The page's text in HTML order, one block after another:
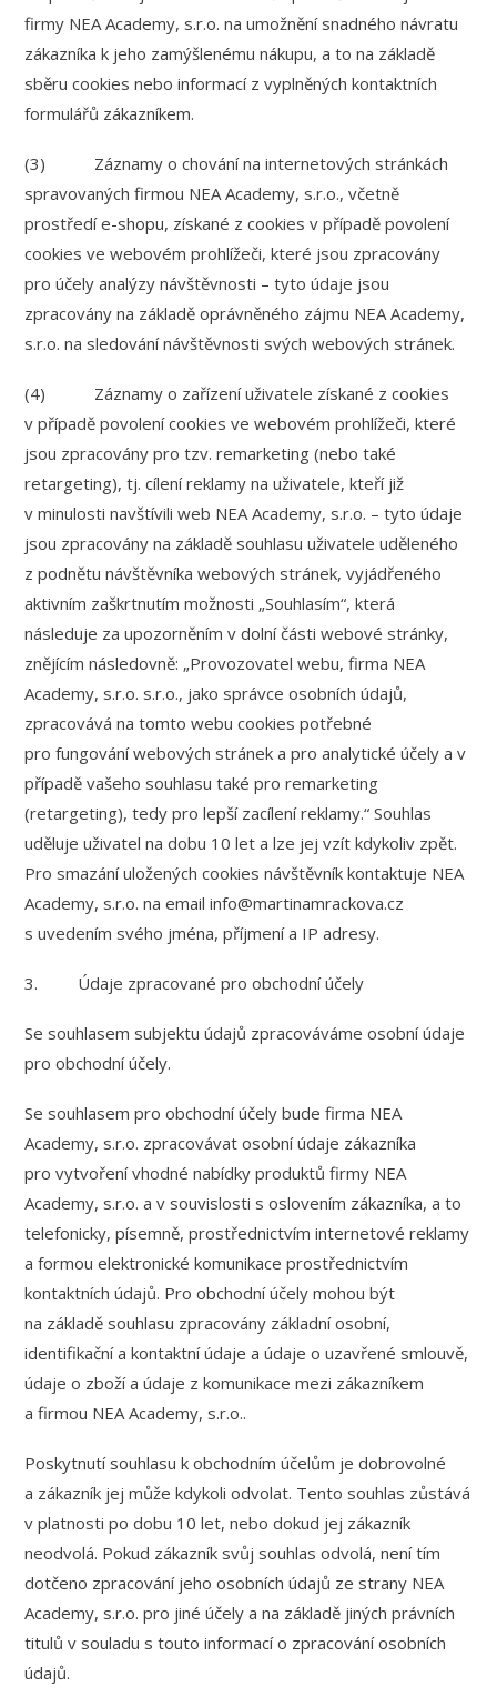
firmy NEA Academy, s.r.o. na umožnění snadného návratu
zákazníka k jeho zamýšlenému nákupu, a to na základě
sběru cookies nebo informací z vyplněných kontaktních
formulářů zákazníkem.
(3) Záznamy o chování na internetových stránkách
spravovaných firmou NEA Academy, s.r.o., včetně
prostředí e-shopu, získané z cookies v případě povolení
cookies ve webovém prohlížeči, které jsou zpracovány
pro účely analýzy návštěvnosti – tyto údaje jsou
zpracovány na základě oprávněného zájmu NEA Academy,
s.r.o. na sledování návštěvnosti svých webových stránek.
(4) Záznamy o zařízení uživatele získané z cookies
v případě povolení cookies ve webovém prohlížeči, které
jsou zpracovány pro tzv. remarketing (nebo také
retargeting), tj. cílení reklamy na uživatele, kteří již
v minulosti navštívili web NEA Academy, s.r.o. – tyto údaje
jsou zpracovány na základě souhlasu uživatele uděleného
z podnětu návštěvníka webových stránek, vyjádřeného
aktivním zaškrtnutím možnosti „Souhlasím“, která
následuje za upozorněním v dolní části webové stránky,
znějícím následovně: „Provozovatel webu, firma NEA
Academy, s.r.o. s.r.o., jako správce osobních údajů,
zpracovává na tomto webu cookies potřebné
pro fungování webových stránek a pro analytické účely a v
případě vašeho souhlasu také pro remarketing
(retargeting), tedy pro lepší zacílení reklamy.“ Souhlas
uděluje uživatel na dobu 10 let a lze jej vzít kdykoliv zpět.
Pro smazání uložených cookies návštěvník kontaktuje NEA
Academy, s.r.o. na email info@martinamrackova.cz
s uvedením svého jména, příjmení a IP adresy.
3. Údaje zpracované pro obchodní účely
Se souhlasem subjektu údajů zpracováváme osobní údaje
pro obchodní účely.
Se souhlasem pro obchodní účely bude firma NEA
Academy, s.r.o. zpracovávat osobní údaje zákazníka
pro vytvoření vhodné nabídky produktů firmy NEA
Academy, s.r.o. a v souvislosti s oslovením zákazníka, a to
telefonicky, písemně, prostřednictvím internetové reklamy
a formou elektronické komunikace prostřednictvím
kontaktních údajů. Pro obchodní účely mohou být
na základě souhlasu zpracovány základní osobní,
identifikační a kontaktní údaje a údaje o uzavřené smlouvě,
údaje o zboží a údaje z komunikace mezi zákazníkem
a firmou NEA Academy, s.r.o..
Poskytnutí souhlasu k obchodním účelům je dobrovolné
a zákazník jej může kdykoli odvolat. Tento souhlas zůstává
v platnosti po dobu 10 let, nebo dokud jej zákazník
neodvolá. Pokud zákazník svůj souhlas odvolá, není tím
dotčeno zpracování jeho osobních údajů ze strany NEA
Academy, s.r.o. pro jiné účely a na základě jiných právních
titulů v souladu s touto informací o zpracování osobních
údajů.